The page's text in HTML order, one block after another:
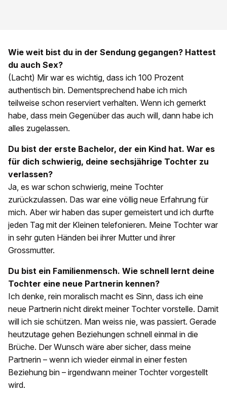
Wie weit bist du in der Sendung gegangen? Hattest
du auch Sex?
(Lacht) Mir war es wichtig, dass ich 100 Prozent
authentisch bin. Dementsprechend habe ich mich
teilweise schon reserviert verhalten. Wenn ich gemerkt
habe, dass mein Gegenüber das auch will, dann habe ich
alles zugelassen.
Du bist der erste Bachelor, der ein Kind hat. War es
für dich schwierig, deine sechsjährige Tochter zu
verlassen?
Ja, es war schon schwierig, meine Tochter
zurückzulassen. Das war eine völlig neue Erfahrung für
mich. Aber wir haben das super gemeistert und ich durfte
jeden Tag mit der Kleinen telefonieren. Meine Tochter war
in sehr guten Händen bei ihrer Mutter und ihrer
Grossmutter.
Du bist ein Familienmensch. Wie schnell lernt deine
Tochter eine neue Partnerin kennen?
Ich denke, rein moralisch macht es Sinn, dass ich eine
neue Partnerin nicht direkt meiner Tochter vorstelle. Damit
will ich sie schützen. Man weiss nie, was passiert. Gerade
heutzutage gehen Beziehungen schnell einmal in die
Brüche. Der Wunsch wäre aber sicher, dass meine
Partnerin – wenn ich wieder einmal in einer festen
Beziehung bin – irgendwann meiner Tochter vorgestellt
wird.